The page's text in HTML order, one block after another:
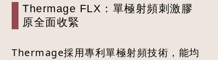
Thermage FLX：單極射頻刺激膠
原全面收緊
Thermage採用專利單極射頻技術，能均